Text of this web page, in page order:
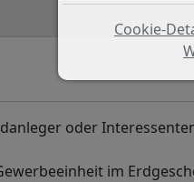
oder
im
Cookie-